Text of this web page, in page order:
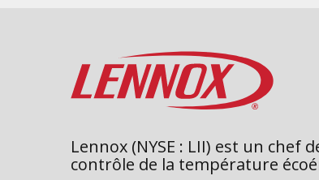
Lennox (NYSE : LII) est un chef
contrôle de la température